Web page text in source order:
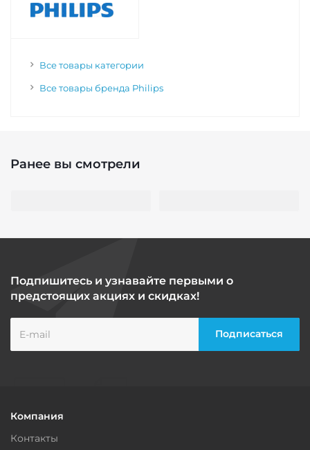
Все товары категории
Все товары бренда Philips
Ранее вы смотрели
Подпишитесь и узнавайте первыми о
предстоящих акциях и скидках!
Компания
Контакты